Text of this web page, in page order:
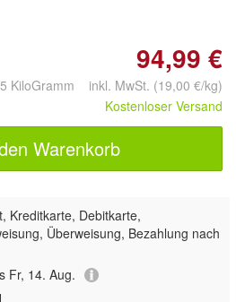
94,99 €
KiloGramm inkl. MwSt. (19,00 €/kg)
Kostenloser Versand
Warenkorb
Kreditkarte, Debitkarte,
Überweisung, Bezahlung nach
Fr, 14. Aug.